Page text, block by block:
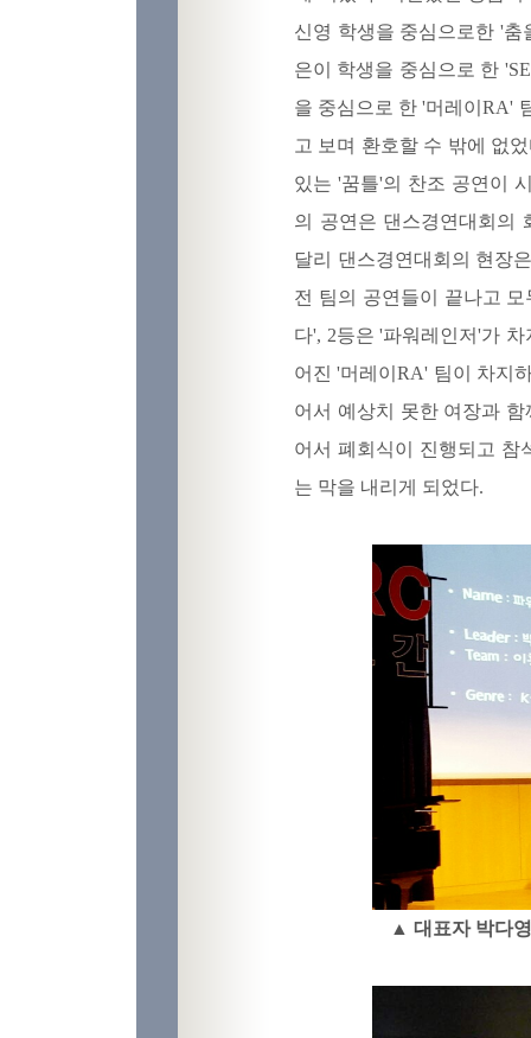
신영 학생을 중심으로한 '
은이 학생을 중심으로 한
을 중심으로 한 '머레이RA'
고 보며 환호할 수 밖에 없
있는 '꿈틀'의 찬조 공연이
의 공연은 댄스경연대회의
달리 댄스경연대회의 현장
전 팀의 공연들이 끝나고
다', 2등은 '파워레인저'가
어진 '머레이RA' 팀이 차지
어서 예상치 못한 여장과
어서 폐회식이 진행되고 참
는 막을 내리게 되었다.
▲ 대표자 박다